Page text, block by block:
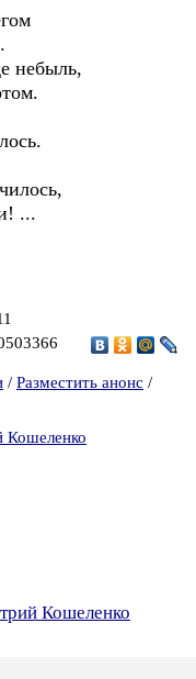
небыль,
...
/ Разместить анонс /
Кошеленко
Кошеленко